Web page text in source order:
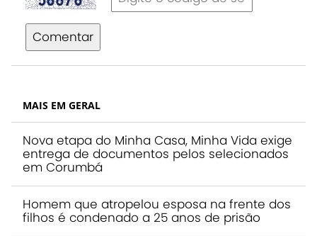
Comentar
MAIS EM GERAL
Nova etapa do Minha Casa, Minha Vida exige
entrega de documentos pelos selecionados
em Corumbá
Homem que atropelou esposa na frente dos
filhos é condenado a 25 anos de prisão